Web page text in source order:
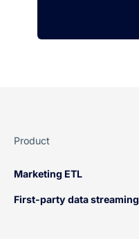
Product
Marketing ETL
First-party data streaming